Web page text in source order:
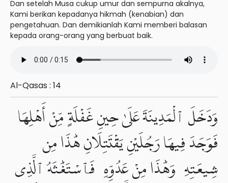
Dan setelah Musa cukup umur dan sempurna akalnya,
Kami berikan kepadanya hikmah (kenabian) dan
pengetahuan. Dan demikianlah Kami memberi balasan
kepada orang-orang yang berbuat baik.
Al-Qasas : 14
وَدَخَلَ ٱلْمَدِينَةَ عَلَىٰ حِينِ غَفْلَةٍ مِّنْ أَهْلِهَا
فَوَجَدَ فِيهَا رَجُلَيْنِ يَقْتَتِلَانِ هَٰذَا مِن
شِيعَتِهِۦ وَهَٰذَا مِنْ عَدُوِّهِۦ فَٱسْتَغَٰثَهُ ٱلَّذِى